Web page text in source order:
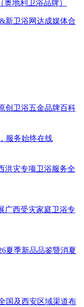
地利卫浴品牌）
新卫浴网达成媒体合
创卫浴五金品牌百科
服务始终在线
洪灾专项卫浴服务全
广西受灾家庭卫浴专
夏季新品品鉴暨消夏
国及西安区域渠道布